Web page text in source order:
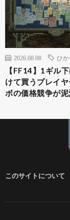
2026.08.08 ひか
【FF14】1ギル
けて買うプレイ
ボの価格競争が
このサイトについて